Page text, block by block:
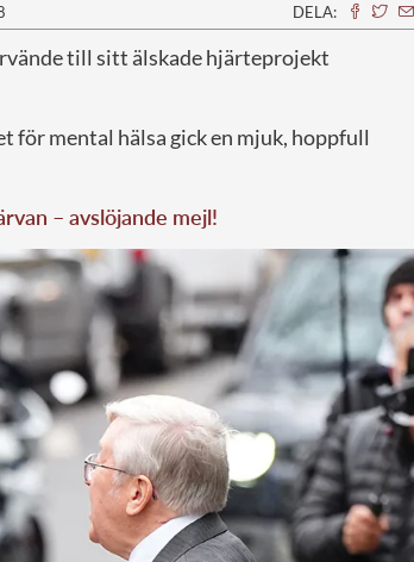
DELA:
till sitt älskade hjärteprojekt
för mental hälsa gick en mjuk, hoppfull
– avslöjande mejl!